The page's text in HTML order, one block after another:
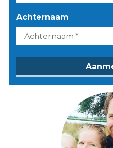
Achternaam